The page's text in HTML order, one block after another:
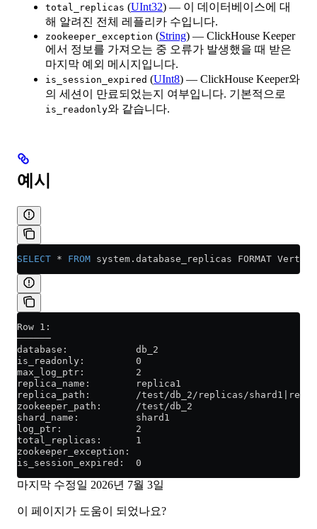
total_replicas (UInt32) — 이 데이터베이스에 대
해 알려진 전체 레플리카 수입니다.
zookeeper_exception (String) — ClickHouse Keeper
에서 정보를 가져오는 중 오류가 발생했을 때 받은
마지막 예외 메시지입니다.
is_session_expired (UInt8) — ClickHouse Keeper와
의 세션이 만료되었는지 여부입니다. 기본적으로
is_readonly와 같습니다.
예시
SELECT * FROM system . database_replicas FORMAT
Row 1:
──────
database:            db_2
is_readonly:         0
max_log_ptr:         2
replica_name:        replica1
replica_path:        /test/db_2/replicas/
zookeeper_path:      /test/db_2
shard_name:          shard1
log_ptr:             2
total_replicas:      1
zookeeper_exception:
is_session_expired:  0
마지막 수정일 2026년 7월 3일
이 페이지가 도움이 되었나요?